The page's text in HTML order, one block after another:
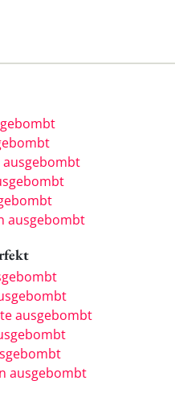
ausgebombt
ausgebombt
ausgebombt
ausgebombt